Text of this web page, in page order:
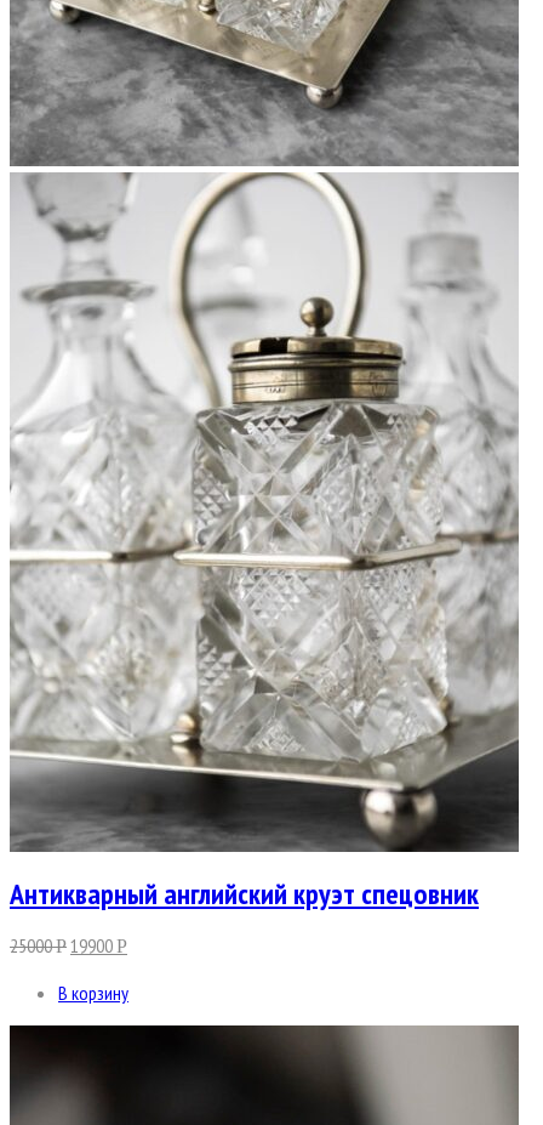
Антикварный английский круэт спецовник
25000Р19900Р
В корзину